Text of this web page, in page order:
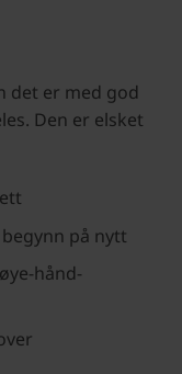
det er med god
Den er elsket
på nytt
hånd-